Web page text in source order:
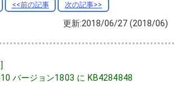
<<前の記事 次の記事>>
更新:2018/06/27 (2018/06)
バージョン1803 に KB4284848